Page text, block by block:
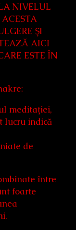
NIVELUL
ȘI
AICI
ESTE ÎN
meditației,
lucru indică
de
între
foarte